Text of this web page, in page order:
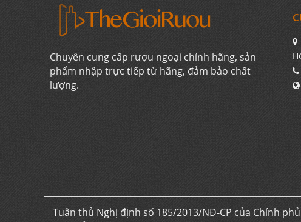
Chuyên cung cấp rượu ngoại chính hãng, sản
phẩm nhập trực tiếp từ hãng, đảm bảo chất
lượng.
Tuân thủ Nghị định số 185/2013/NĐ-CP của Chính